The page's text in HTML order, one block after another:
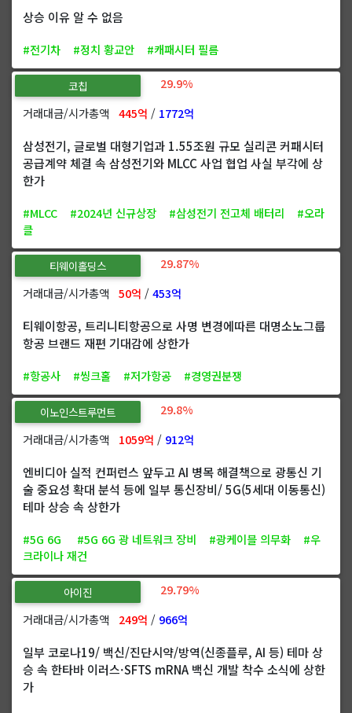
상승 이유 알 수 없음
#전기차 #정치 황교안 #캐패시터 필름
코칩
29.9%
거래대금/시가총액 445억 / 1772억
삼성전기, 글로벌 대형기업과 1.55조원 규모 실리콘 커패시터
공급계약 체결 속 삼성전기와 MLCC 사업 협업 사실 부각에 상
한가
#MLCC #2024년 신규상장 #삼성전기 전고체 배터리
#오라
클
티웨이홀딩스
29.87%
거래대금/시가총액 50억 /453억
티웨이항공, 트리니티항공으로 사명 변경에따른 대명소노그룹
항공 브랜드 재편 기대감에 상한가
#항공사 #씽크홀 #저가항공 #경영권분쟁
이노인스트루먼트
29.8%
거래대금/시가총액 1059억 / 912억
엔비디아 실적 컨퍼런스 앞두고 AI 병목 해결책으로 광통신 기
술 중요성 확대 분석 등에 일부 통신장비/ 5G(5세대 이동통신)
테마 상승 속 상한가
#5G 6G #5G 6G 광 네트워크 장비 #광케이블 의무화
#우
크라이나 재건
아이진
29.79%
거래대금/시가총액 249억 / 966억
일부 코로나19/ 백신/진단시약/방역(신종플루, AI 등) 테마 상
승 속 한타바 이러스·SFTS mRNA 백신 개발 착수 소식에 상한
가